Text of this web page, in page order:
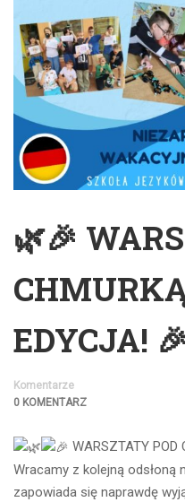
🌿🎉
EDYCJA!
Komentarze
0 KOMENTARZ
WARSZTATY POD
Wracamy z kolejną
zapowiada się naprawdę